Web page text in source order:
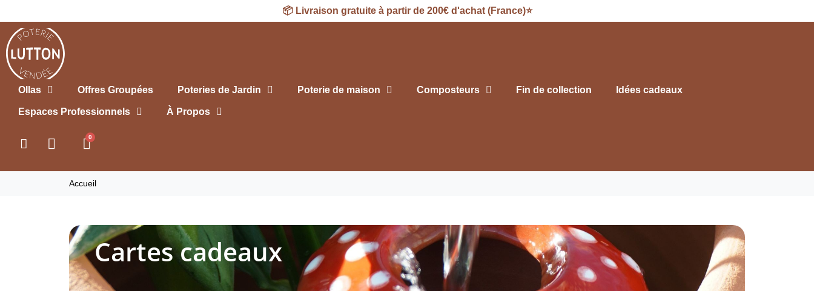
📦 Livraison gratuite à partir de 200€ d'achat (France)⭐
Ollas Offres Groupées Poteries de Jardin Poterie de maison Composteurs Fin de collection Idées cadeaux
Espaces Professionnels À Propos
Accueil
Cartes cadeaux